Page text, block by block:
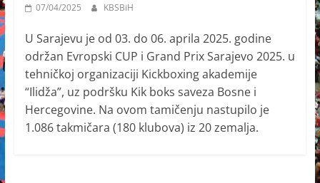
07/04/2025 KBSBiH
U Sarajevu je od 03. do 06. aprila 2025. godine
održan Evropski CUP i Grand Prix Sarajevo 2025. u
tehničkoj organizaciji Kickboxing akademije
“Ilidža”, uz podršku Kik boks saveza Bosne i
Hercegovine. Na ovom tamičenju nastupilo je
1.086 takmičara (180 klubova) iz 20 zemalja.